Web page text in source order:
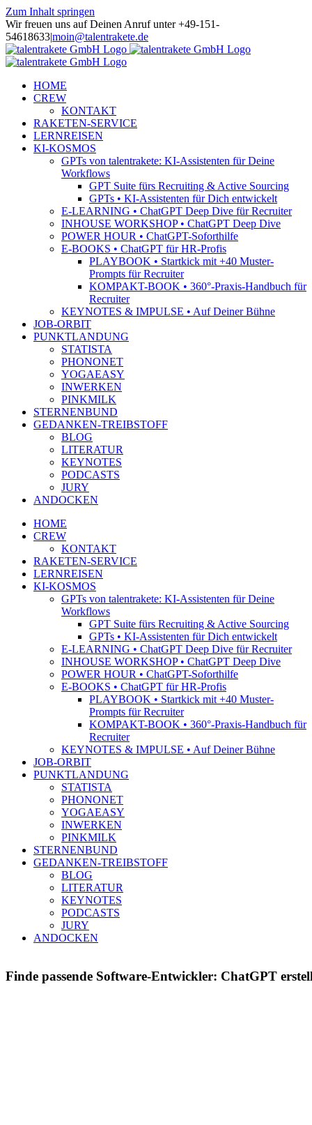
Zum Inhalt springen
Wir freuen uns auf Deinen Anruf unter +49-151-
54618633|moin@talentrakete.de
HOME
CREW
KONTAKT
RAKETEN-SERVICE
LERNREISEN
KI-KOSMOS
GPTs von talentrakete: KI-Assistenten für Deine
Workflows
GPT Suite fürs Recruiting & Active Sourcing
GPTs • KI-Assistenten für Dich entwickelt
E-LEARNING • ChatGPT Deep Dive für Recruiter
INHOUSE WORKSHOP • ChatGPT Deep Dive
POWER HOUR • ChatGPT-Soforthilfe
E-BOOKS • ChatGPT für HR-Profis
PLAYBOOK • Startkick mit +40 Muster-
Prompts für Recruiter
KOMPAKT-BOOK • 360°-Praxis-Handbuch für
Recruiter
KEYNOTES & IMPULSE • Auf Deiner Bühne
JOB-ORBIT
PUNKTLANDUNG
STATISTA
PHONONET
YOGAEASY
INWERKEN
PINKMILK
STERNENBUND
GEDANKEN-TREIBSTOFF
BLOG
LITERATUR
KEYNOTES
PODCASTS
JURY
ANDOCKEN
HOME
CREW
KONTAKT
RAKETEN-SERVICE
LERNREISEN
KI-KOSMOS
GPTs von talentrakete: KI-Assistenten für Deine
Workflows
GPT Suite fürs Recruiting & Active Sourcing
GPTs • KI-Assistenten für Dich entwickelt
E-LEARNING • ChatGPT Deep Dive für Recruiter
INHOUSE WORKSHOP • ChatGPT Deep Dive
POWER HOUR • ChatGPT-Soforthilfe
E-BOOKS • ChatGPT für HR-Profis
PLAYBOOK • Startkick mit +40 Muster-
Prompts für Recruiter
KOMPAKT-BOOK • 360°-Praxis-Handbuch für
Recruiter
KEYNOTES & IMPULSE • Auf Deiner Bühne
JOB-ORBIT
PUNKTLANDUNG
STATISTA
PHONONET
YOGAEASY
INWERKEN
PINKMILK
STERNENBUND
GEDANKEN-TREIBSTOFF
BLOG
LITERATUR
KEYNOTES
PODCASTS
JURY
ANDOCKEN
Finde passende Software-Entwickler: ChatGPT